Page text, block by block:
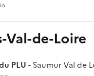
Val-de-Loire
PLU - Saumur Val de